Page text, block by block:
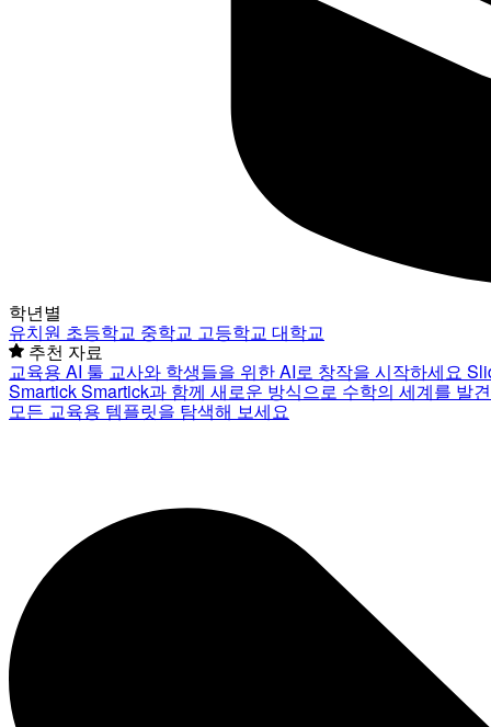
학년별
유치원 초등학교 중학교 고등학교 대학교
추천 자료
교육용 AI 툴 교사와 학생들을 위한 AI로 창작을 시작하세요
SmartickSmartick과 함께 새로운 방식으로 수학의 세계를 발
모든 교육용 템플릿을 탐색해 보세요